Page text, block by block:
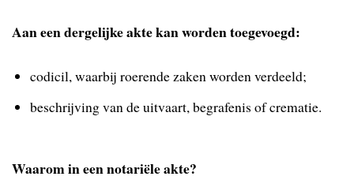
Aan een dergelijke akte kan worden toegevoegd:
codicil, waarbij roerende zaken worden verdeeld;
beschrijving van de uitvaart, begrafenis of crematie.
Waarom in een notariële akte?